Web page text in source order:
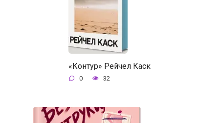
«Контур» Рейчел Каск
0 32